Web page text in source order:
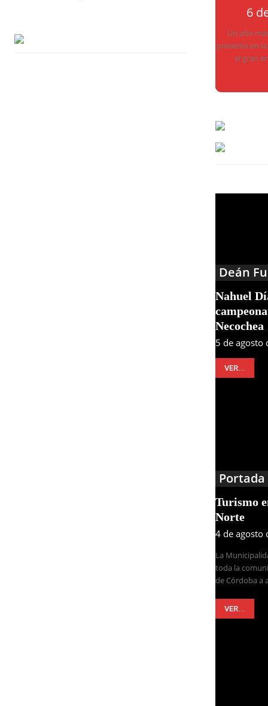
6
Un año
presente en
el gran
Deán
Nahuel
Necochea
5 de agosto
VER...
Portada
Turismo
Norte
4 de agosto
La
toda la
de Córdoba a
VER...